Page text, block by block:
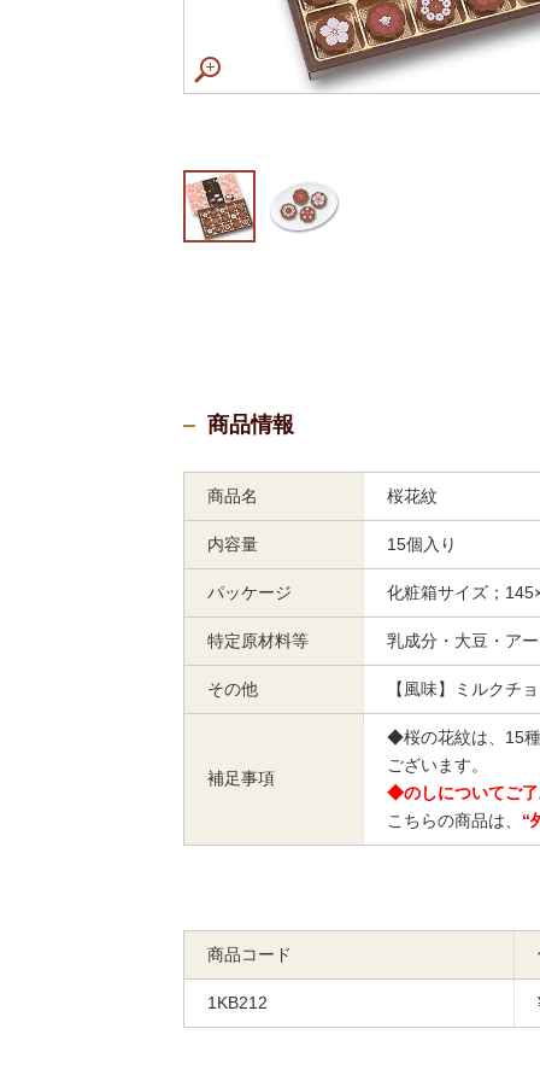
商品情報
商品名 桜花紋
内容量 15個入り
パッケージ 化粧箱サイズ；
特定原材料等 乳成分・大豆・ア
その他 【風味】ミルクチ
補足事項
◆桜の花紋は、15
ございます。
◆のしについてご
こちらの商品は、 “
商品コード
1KB212